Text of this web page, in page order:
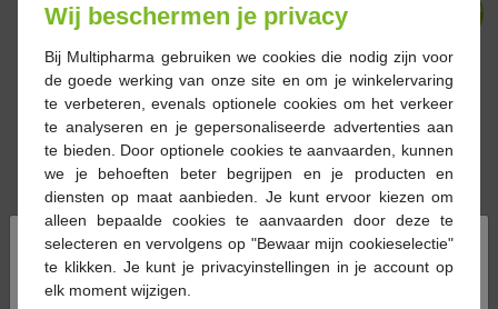
-39%*
€ 23,99
€ 39,50
Isdin Fotoprotector
Pediatrics Lotion Spray
SPF50 200ml
-38%*
€ 14,99
€ 24,20
Mustela Baby
zonnemelk hoge
bescherming SPF50
200ml
×
Wij beschermen je privacy
Bij Multipharma gebruiken we cookies die nodig zijn voor
de goede werking van onze site en om je winkelervaring
te verbeteren, evenals optionele cookies om het verkeer
te analyseren en je gepersonaliseerde advertenties aan
te bieden. Door optionele cookies te aanvaarden, kunnen
we je behoeften beter begrijpen en je producten en
diensten op maat aanbieden. Je kunt ervoor kiezen om
alleen bepaalde cookies te aanvaarden door deze te
selecteren en vervolgens op "Bewaar mijn cookieselectie"
te klikken. Je kunt je privacyinstellingen in je account op
elk moment wijzigen.